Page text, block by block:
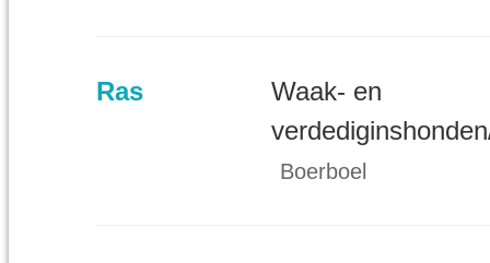
Ras
Waak- en
Boerboel